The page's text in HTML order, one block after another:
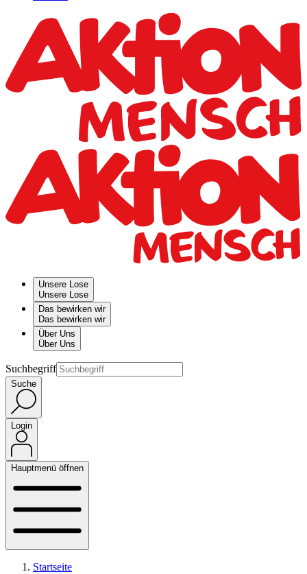
Unsere Lose
Unsere Lose
Das bewirken wir
Das bewirken wir
Über Uns
Über Uns
Suchbegriff
Suche
Login
Hauptmenü öffnen
Startseite